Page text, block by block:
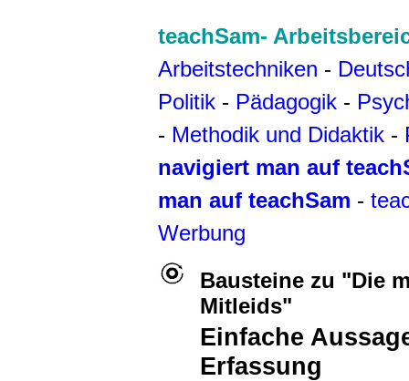
teachSam-
Arbeitstechniken -
Politik - Pädagogik -
- Methodik und Didaktik -
navigiert man auf
man auf teachSam -
Werbung
Bausteine zu "Die
Mitleids"
Einfache
Erfassung